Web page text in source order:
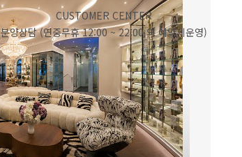
CUSTOMER CENTER
분양상담 (연중무휴 12:00 ~ 22:00 외 예약제운영)